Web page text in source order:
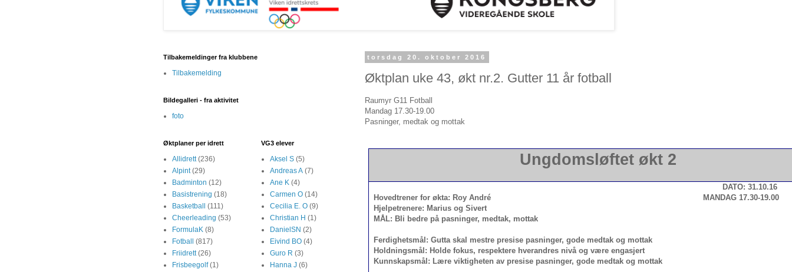
torsdag 20. oktober 2016
Øktplan uke 43, økt nr.2. Gutter 11 år fotball
Raumyr G11 Fotball
Mandag 17.30-19.00
Pasninger, medtak og mottak
Ungdomsløftet økt 2
DATO: 31.10.16
Hovedtrener for økta: Roy André MANDAG 17.30-19.00
Hjelpetrenere: Marius og Sivert
MÅL: Bli bedre på pasninger, medtak, mottak
Ferdighetsmål: Gutta skal mestre presise pasninger, gode medtak og mottak
Holdningsmål: Holde fokus, respektere hverandres nivå og være engasjert
Kunnskapsmål: Lære viktigheten av presise pasninger, gode medtak og mottak
Tilbakemeldinger fra klubbene
Tilbakemelding
Bildegalleri - fra aktivitet
foto
Øktplaner per idrett
Allidrett (236)
Alpint (29)
Badminton (12)
Basistrening (18)
Basketball
(111)
Cheerleading (53)
FormulaK (8)
Fotball
(817)
Friidrett (26)
Frisbeegolf (1)
VG3 elever
Aksel S (5)
Andreas A (7)
Ane K (4)
Carmen O (14)
Cecilia E. O (9)
Christian H (1)
DanielSN (2)
Eivind BO (4)
Guro R (3)
Hanna J (6)